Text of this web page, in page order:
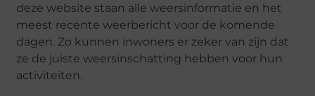
deze website staan alle weersinformatie en het
meest recente weerbericht voor de komende
dagen. Zo kunnen inwoners er zeker van zijn dat
ze de juiste weersinschatting hebben voor hun
activiteiten.